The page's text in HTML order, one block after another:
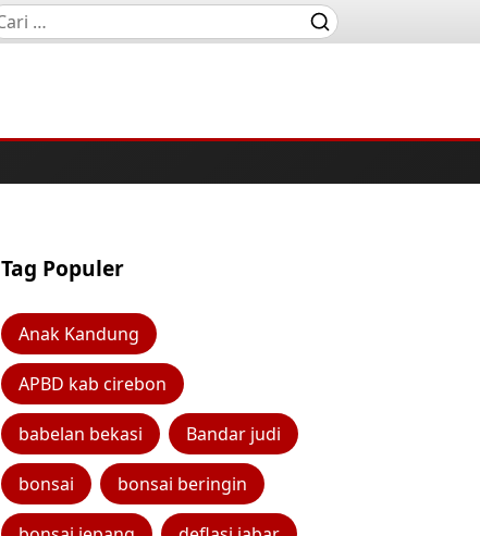
Tag Populer
Anak Kandung
APBD kab cirebon
babelan bekasi Bandar judi
bonsai bonsai beringin